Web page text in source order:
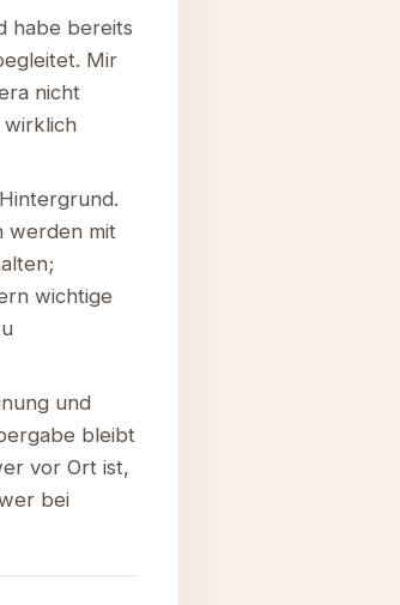
habe bereits
Mir
nicht
werden mit
wichtige
und
bleibt
vor Ort ist,
bei